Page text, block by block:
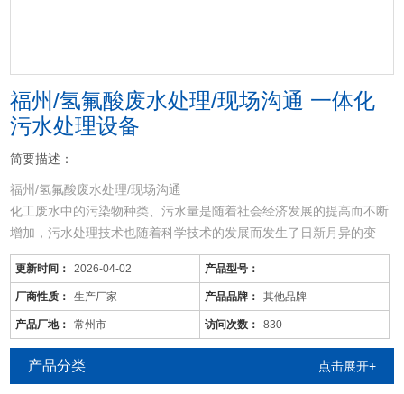
福州/氢氟酸废水处理/现场沟通 一体化
污水处理设备
简要描述：
福州/氢氟酸废水处理/现场沟通
化工废水中的污染物种类、污水量是随着社会经济发展的提高而不断
增加，污水处理技术也随着科学技术的发展而发生了日新月异的变
化，同时，旧的污水处理技术也不断被革新和发展着。尤其现在的化
工废水中的污染物是多种多样的，往往用一种工艺是不能将废水中所
有的污染物去除殆尽的。用物化工艺将化工废水处理到排放标准难度
很大，而且运行成本较高；化工废水含较多的难降解有机物，可生化
性差，而
更新时间： 2026-04-02 产品型号：
厂商性质： 生产厂家 产品品牌： 其他品牌
产品厂地： 常州市 访问次数： 830
产品分类 点击展开+